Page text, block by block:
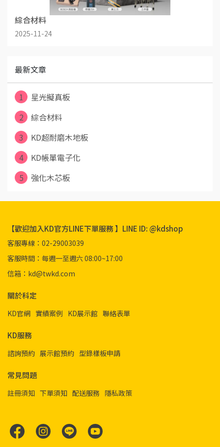
綜合材料
2025-11-24
最新文章
1
星光擬真板
2
綜合材料
3
KD超耐磨木地板
4
KD帳單電子化
5
強化木芯板
【歡迎加入KD官方LINE下單服務 】LINE ID: @kdshop
客服專線：02-29003039
客服時間：每週一至週六 08:00~17:00
信箱：kd@twkd.com
關於科定
KD官網 實績案例 KD展示館 聯絡表單
KD服務
諮詢預約 展示館預約 型錄樣板申請
常見問題
註冊須知 下單須知 配送服務 隱私政策